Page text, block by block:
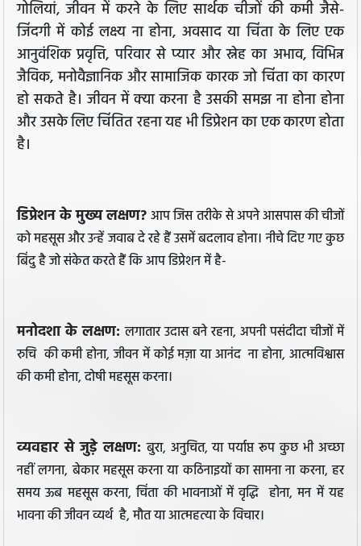
गोलियां, जीवन में करने के लिए सार्थक चीजों की कमी जैसे-
जिंदगी में कोई लक्ष्य ना होना, अवसाद या चिंता के लिए एक
आनुवंशिक प्रवृत्ति, परिवार से प्यार और स्नेह का अभाव, विभिन्न
जैविक, मनोवैज्ञानिक और सामाजिक कारक जो चिंता का कारण
हो सकते है। जीवन में क्या करना है उसकी समझ ना होना होना
और उसके लिए चिंतित रहना यह भी डिप्रेशन का एक कारण होता
है।
डिप्रेशन के मुख्य लक्षण?आप जिस तरीके से अपने आसपास की चीजों
को महसूस और उन्हें जवाब दे रहे हैं उसमें बदलाव होना। नीचे दिए गए कुछ
बिंदु है जो संकेत करते हैं कि आप डिप्रेशन में है-
मनोदशा के लक्षण:लगातार उदास बने रहना, अपनी पसंदीदा चीजों में
रुचि की कमी होना, जीवन में कोई मज़ा या आनंद ना होना, आत्मविश्वास
की कमी होना, दोषी महसूस करना।
व्यवहार से जुड़े लक्षण:बुरा, अनुचित, या पर्याप्त रूप कुछ भी अच्छा
नहीं लगना, बेकार महसूस करना या कठिनाइयों का सामना ना करना, हर
समय ऊब महसूस करना, चिंता की भावनाओं में वृद्धि होना, मन में यह
भावना की जीवन व्यर्थ है, मौत या आत्महत्या के विचार।